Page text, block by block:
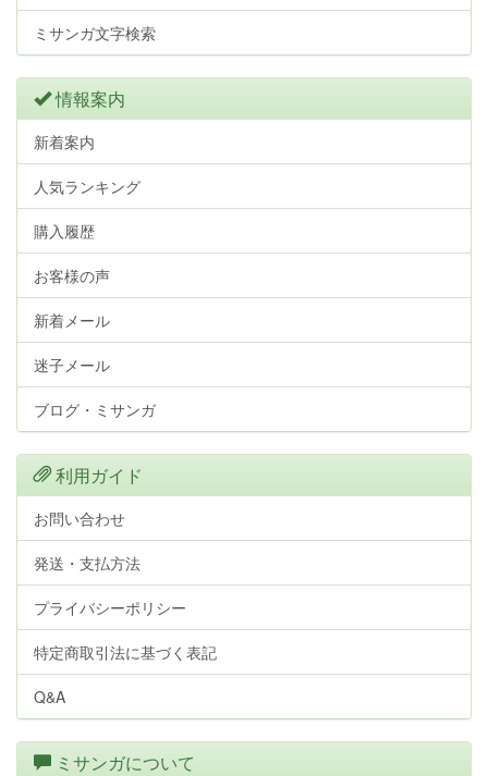
ミサンガ文字検索
情報案内
新着案内
人気ランキング
購入履歴
お客様の声
新着メール
迷子メール
ブログ・ミサンガ
利用ガイド
お問い合わせ
発送・支払方法
プライバシーポリシー
特定商取引法に基づく表記
Q&A
ミサンガについて